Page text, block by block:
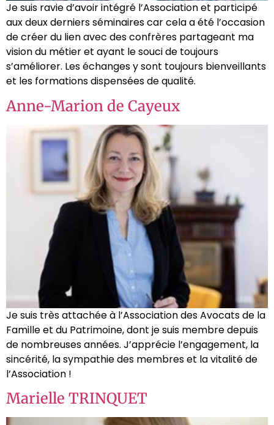
Je suis ravie d’avoir intégré l’Association et participé
aux deux derniers séminaires car cela a été l’occasion
de créer du lien avec des confrères partageant ma
vision du métier et ayant le souci de toujours
s’améliorer. Les échanges y sont toujours bienveillants
et les formations dispensées de qualité.
Anne-Marion de Cayeux
Je suis très attachée à l’Association des Avocats de la
Famille et du Patrimoine, dont je suis membre depuis
de nombreuses années. J’apprécie l’engagement, la
sincérité, la sympathie des membres et la vitalité de
l’Association !
Marielle TRINQUET